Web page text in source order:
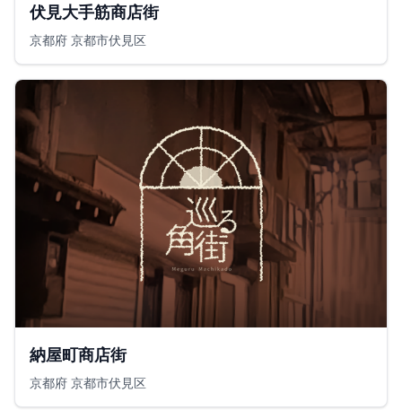
伏見大手筋商店街
京都府 京都市伏見区
納屋町商店街
京都府 京都市伏見区